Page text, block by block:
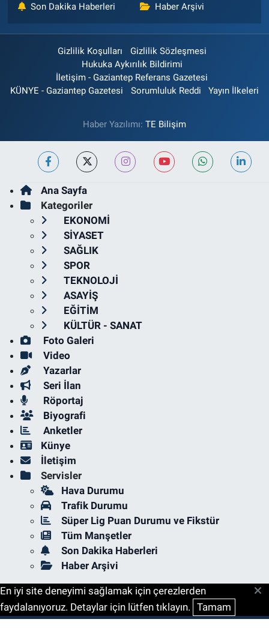
Son Dakika Haberleri Haber Arşivi
Gizlilik Koşulları
Gizlilik Sözleşmesi
Hukuka Aykırılık Bildirimi
İletişim - Gaziantep Referans Gazetesi
KÜNYE - Gaziantep Gazetesi
Sorumluluk Reddi Yayın İlkeleri
Haber Yazılımı: TE Bilişim
Ana Sayfa
Kategoriler
EKONOMİ
SİYASET
SAĞLIK
SPOR
TEKNOLOJİ
ASAYİŞ
EĞİTİM
KÜLTÜR - SANAT
Foto Galeri
Video
Yazarlar
Seri İlan
Röportaj
Biyografi
Anketler
Künye
İletişim
Servisler
Hava Durumu
Trafik Durumu
Süper Lig Puan Durumu ve Fikstür
Tüm Manşetler
Son Dakika Haberleri
Haber Arşivi
En iyi site deneyimi sağlamak için çerezlerden
faydalanıyoruz. Detaylar için lütfen tıklayın. Tamam